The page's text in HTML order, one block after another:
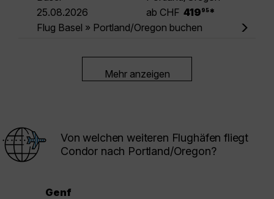
25.08.2026
ab CHF 419 95 *
Flug Basel » Portland/Oregon buchen
Mehr anzeigen
Von welchen weiteren Flughäfen fliegt
Condor nach Portland/Oregon?
Genf